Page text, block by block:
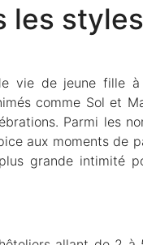
les styles
vie de jeune fille
comme Sol et
Parmi les
aux moments de
grande intimité